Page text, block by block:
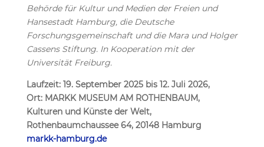
Behörde für Kultur und Medien der Freien und
Hansestadt Hamburg, die Deutsche
Forschungsgemeinschaftund die Mara und Holger
Cassens Stiftung. In Kooperation mit der
Universität Freiburg.
Laufzeit: 19. September 2025 bis 12. Juli 2026,
Ort: MARKK MUSEUM AM ROTHENBAUM,
Kulturen und Künste der Welt,
Rothenbaumchaussee 64, 20148 Hamburg
markk-hamburg.de